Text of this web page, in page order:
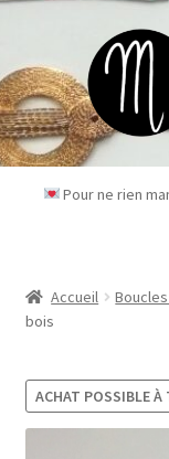
à
la
navigation
au
contenu
Accueil
Les box
Pour ne rien
Accueil
bois
ACHAT POSSIBLE À